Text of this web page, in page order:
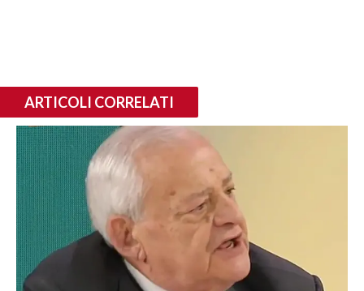
ARTICOLI CORRELATI